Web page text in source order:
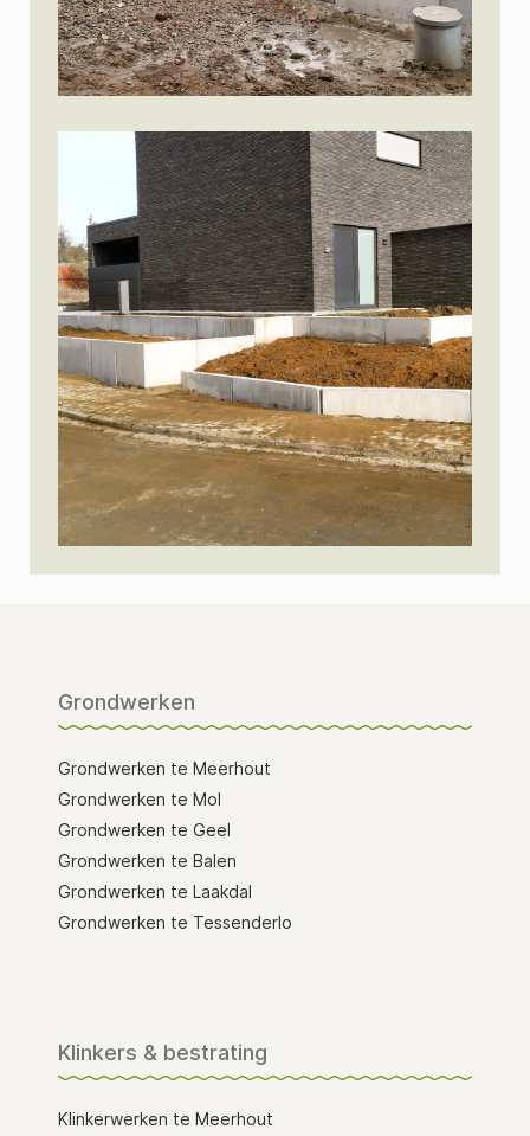
Grondwerken
Grondwerken te Meerhout
Grondwerken te Mol
Grondwerken te Geel
Grondwerken te Balen
Grondwerken te Laakdal
Grondwerken te Tessenderlo
Klinkers & bestrating
Klinkerwerken te Meerhout